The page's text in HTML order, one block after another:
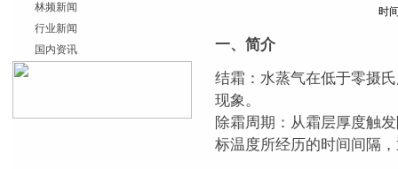
林频新闻
行业新闻
国内资讯
时
一、简介
结霜：水蒸气在低于零摄
现象。
除霜周期：从霜层厚度触
标温度所经历的时间间隔